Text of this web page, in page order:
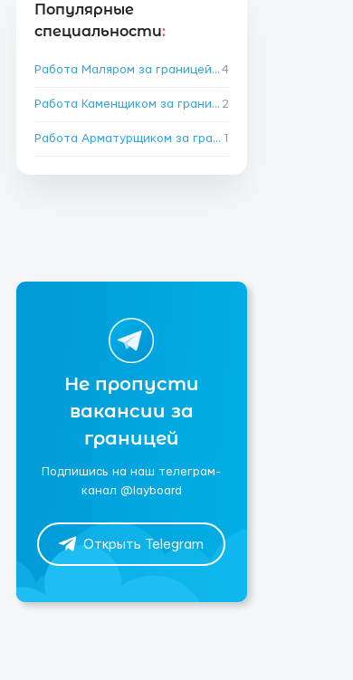
Популярные
специальности:
Работа Маляром за границей →
4
Работа Каменщиком за границей 2
Работа Арматурщиком за границей 1
Не пропусти
вакансии за
границей
Подпишись на наш телеграм-
канал @layboard
Открыть Telegram